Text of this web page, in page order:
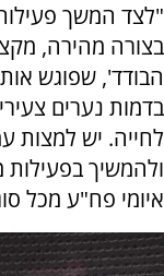
"לצד המשך
בצורה מהירה,
הבודד', שפוגש
לחייה. יש למצות
ולהמשיך בפעילות
איומי פח"ע מכל